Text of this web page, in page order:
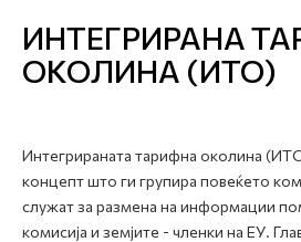
Физички лица
Е-Царина
Медиа центар
ИНТЕГРИРАНА
ОКОЛИНА (ИТО)
Интегрираната тарифна околина
концепт што ги групира повеќето
служат за размена на информации
комисија и земјите - членки на ЕУ.